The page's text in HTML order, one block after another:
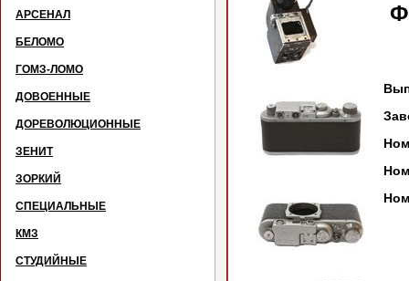
АРСЕНАЛ
БЕЛОМО
ГОМЗ-ЛОМО
ДОВОЕННЫЕ
ДОРЕВОЛЮЦИОННЫЕ
ЗЕНИТ
ЗОРКИЙ
СПЕЦИАЛЬНЫЕ
КМЗ
СТУДИЙНЫЕ